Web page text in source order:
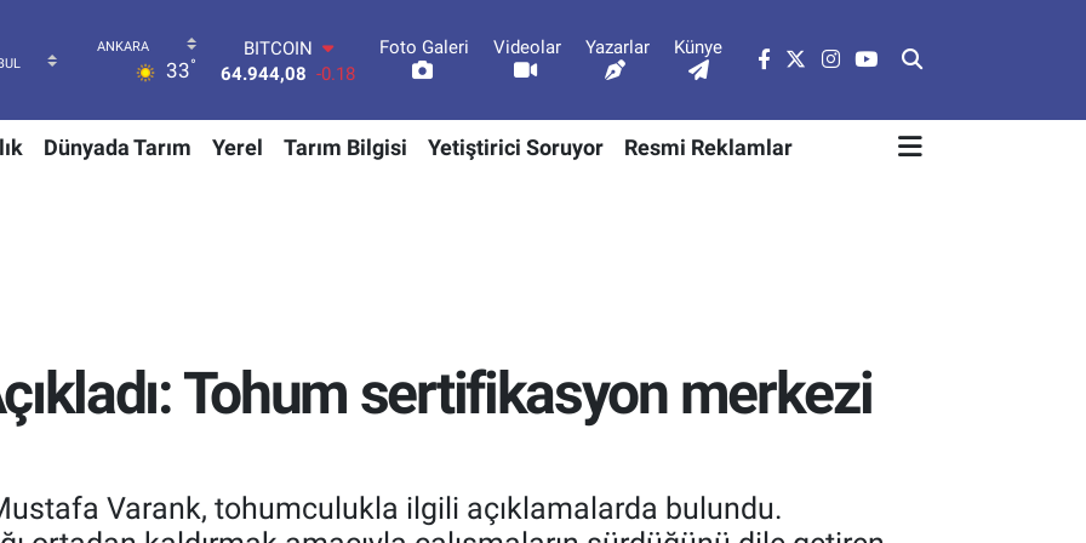
33°
DOLAR
47,7436
0.18
55,2510 0.32
STERLİN
Foto Galeri Videolar Yazarlar Künye
Dünyada Tarım Yerel Tarım Bilgisi Yetiştirici Soruyor Resmi Reklamlar
Tohum sertifikasyon merkezi
Varank, tohumculukla ilgili açıklamalarda bulundu.